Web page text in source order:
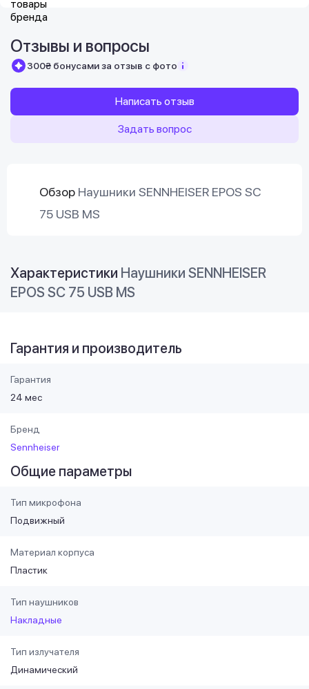
Отзывы и вопросы
300₴ бонусами за отзыв с фото
Написать отзыв
Задать вопрос
Обзор Наушники SENNHEISER EPOS SC
75 USB MS
Характеристики Наушники SENNHEISER
EPOS SC 75 USB MS
Гарантия и производитель
Гарантия
24 мес
Бренд
Sennheiser
Общие параметры
Тип микрофона
Подвижный
Материал корпуса
Пластик
Тип наушников
Накладные
Тип излучателя
Динамический